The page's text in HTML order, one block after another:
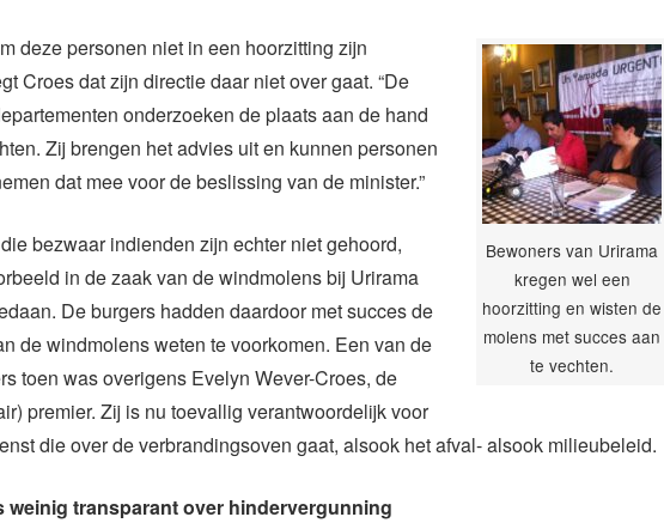
Bewoners van Urirama
kregen wel een
hoorzitting en wisten de
molens met succes aan
te vechten.
deze personen niet in een hoorzitting zijn
Croes dat zijn directie daar niet over gaat. “De
onderzoeken de plaats aan de hand
Zij brengen het advies uit en kunnen personen
dat mee voor de beslissing van de minister.”
bezwaar indienden zijn echter niet gehoord,
in de zaak van de windmolens bij Urirama
De burgers hadden daardoor met succes de
de windmolens weten te voorkomen. Een van de
toen was overigens Evelyn Wever-Croes, de
premier. Zij is nu toevallig verantwoordelijk voor
die over de verbrandingsoven gaat, alsook het afval- alsook milieubeleid.
weinig transparant over hindervergunning